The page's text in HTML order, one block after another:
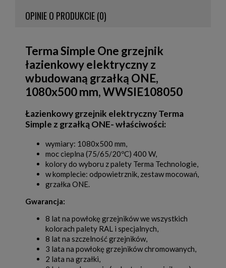
OPINIE O PRODUKCIE (0)
Terma Simple One grzejnik
łazienkowy elektryczny z
wbudowaną grzałką ONE,
1080x500 mm, WWSIE108050
Łazienkowy grzejnik elektryczny Terma
Simple z grzałką ONE- właściwości:
wymiary: 1080x500 mm,
moc cieplna (75/65/20ºC) 400 W,
kolory do wyboru z palety Terma Technologie,
w komplecie: odpowietrznik, zestaw mocowań,
grzałka ONE.
Gwarancja:
8 lat na powłokę grzejników we wszystkich
kolorach palety RAL i specjalnych,
8 lat na szczelność grzejników,
3 lata na powłokę grzejników chromowanych,
2 lata na grzałki,